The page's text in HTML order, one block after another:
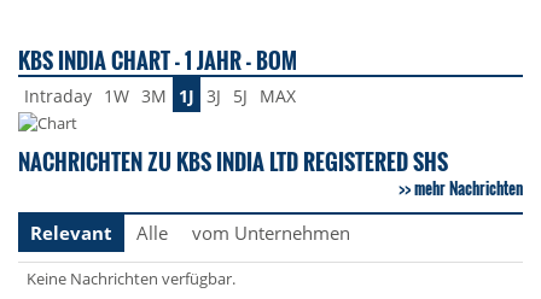
KBS INDIA CHART - 1 JAHR - BOM
Intraday 1W 3M 1J 3J 5J MAX
NACHRICHTEN ZU KBS INDIA LTD REGISTERED SHS
mehr Nachrichten
Relevant
Alle vom Unternehmen
Keine Nachrichten verfügbar.